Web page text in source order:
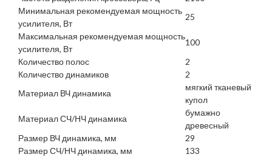
Минимальная рекомендуемая мощность
усилителя, Вт
25
Максимальная рекомендуемая мощность
усилителя, Вт
100
Количество полос
2
Количество динамиков
2
Материал ВЧ динамика
мягкий тканевый
купол
Материал СЧ/НЧ динамика
бумажно
древесный
Размер ВЧ динамика, мм
29
Размер СЧ/НЧ динамика, мм
133